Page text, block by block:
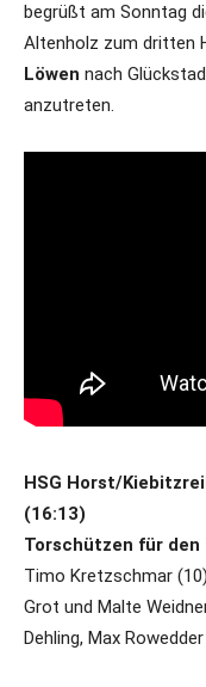
begrüßt am Sonntag
Altenholz zum dritten
Löwen nach
anzutreten.
HSG Horst/
(16:13)
Torschützen für
Timo Kretzschmar
Grot und Malte
Dehling, Max